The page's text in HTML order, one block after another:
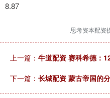
8.87
思考资本配资
上一篇： 牛道配资 赛科希德：
下一篇： 长城配资 蒙古帝国的